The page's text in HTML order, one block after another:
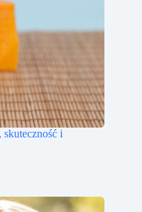
skuteczność i